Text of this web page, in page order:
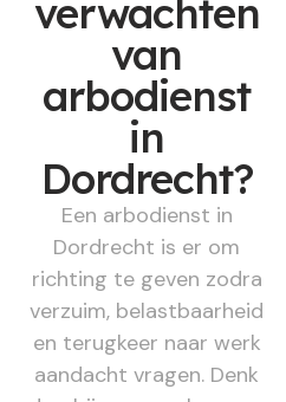
verwachten
van
arbodienst
in
Dordrecht?
Een arbodienst in
Dordrecht is er om
richting te geven zodra
verzuim, belastbaarheid
en terugkeer naar werk
aandacht vragen. Denk